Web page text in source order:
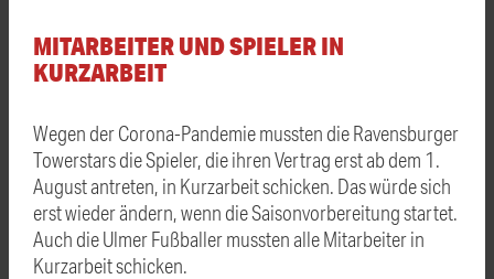
MITARBEITER UND SPIELER IN
KURZARBEIT
Wegen der Corona-Pandemie mussten die Ravensburger
Towerstars die Spieler, die ihren Vertrag erst ab dem 1.
August antreten, in Kurzarbeit schicken. Das würde sich
erst wieder ändern, wenn die Saisonvorbereitung startet.
Auch die Ulmer Fußballer mussten alle Mitarbeiter in
Kurzarbeit schicken.